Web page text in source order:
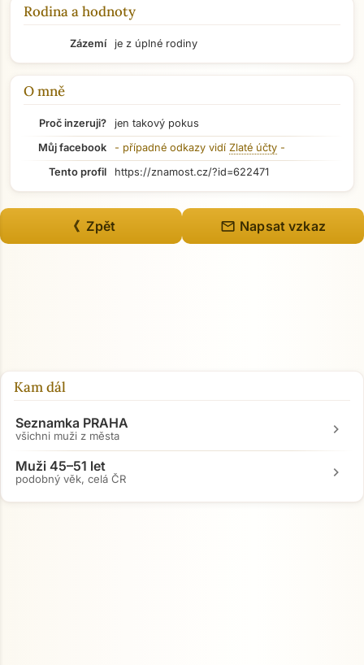
Rodina a hodnoty
Zázemí je z úplné rodiny
O mně
Proč inzeruji?
jen takový pokus
Můj facebook
- případné odkazy vidí Zlaté účty -
Tento profil
https://znamost.cz/?id=622471
《 Zpět mail Napsat vzkaz
Kam dál
Seznamka PRAHA
všichni muži z města chevron_right
Muži 45–51 let
podobný věk, celá ČR chevron_right